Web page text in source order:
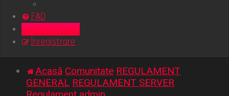
FAQ
Autentificare
Înregistrare
Acasă Comunitate REGULAMENT
GENERAL REGULAMENT SERVER